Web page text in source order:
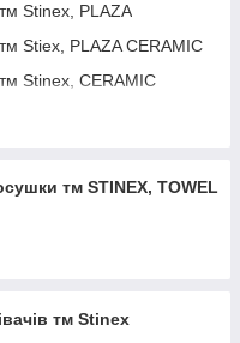
тм Stinex, PLAZA
тм Stiex, PLAZA CERAMIC
тм Stinex, CERAMIC
тм Stinex, COMBIE
тм STINEX, TOWEL
тм Stinex